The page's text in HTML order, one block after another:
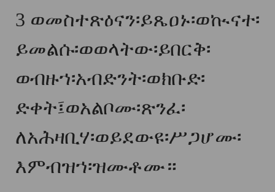
3 ወመስተጽዕናን፡ይጼዐኑ፡ወኲናተ፡
ይመልሱ፡ወወላትው፡ይበርቅ፡
ወብዙኀ፡አብድንት፡ወክቡድ፡
ድቀት፤ወአልቦሙ፡ጽንፈ፡
ለአሕዛቢሃ፡ወይደውዩ፡ሥጋሆሙ፡
እምብዝኀ፡ዝሙቶሙ።